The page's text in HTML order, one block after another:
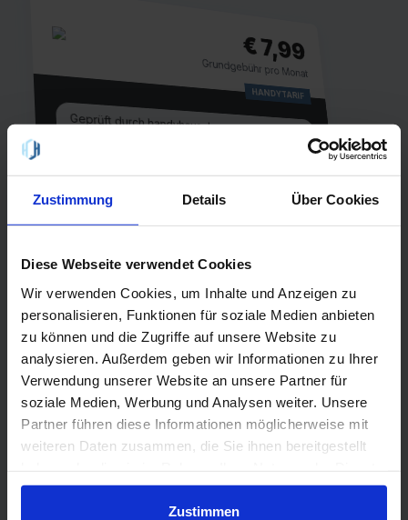
Zustimmung Details Über Cookies
Diese Webseite verwendet Cookies
Wir verwenden Cookies, um Inhalte und Anzeigen zu
personalisieren, Funktionen für soziale Medien anbieten
zu können und die Zugriffe auf unsere Website zu
analysieren. Außerdem geben wir Informationen zu Ihrer
Verwendung unserer Website an unsere Partner für
soziale Medien, Werbung und Analysen weiter. Unsere
Partner führen diese Informationen möglicherweise mit
weiteren Daten zusammen, die Sie ihnen bereitgestellt
gesammelt haben.
Zustimmen
€ 7,99
Grundgebühr pro Monat
HANDYTARIF
Geprüft durch handyhaus.de
20 GB Internet
Allnet-Flat
EU-Flat
Laufzeit
24 Monate
Vodafone
5G
QR-Code scannen oder suche
bei Google nachhandyhaus.de